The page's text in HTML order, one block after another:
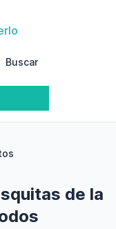
Buscar
de la